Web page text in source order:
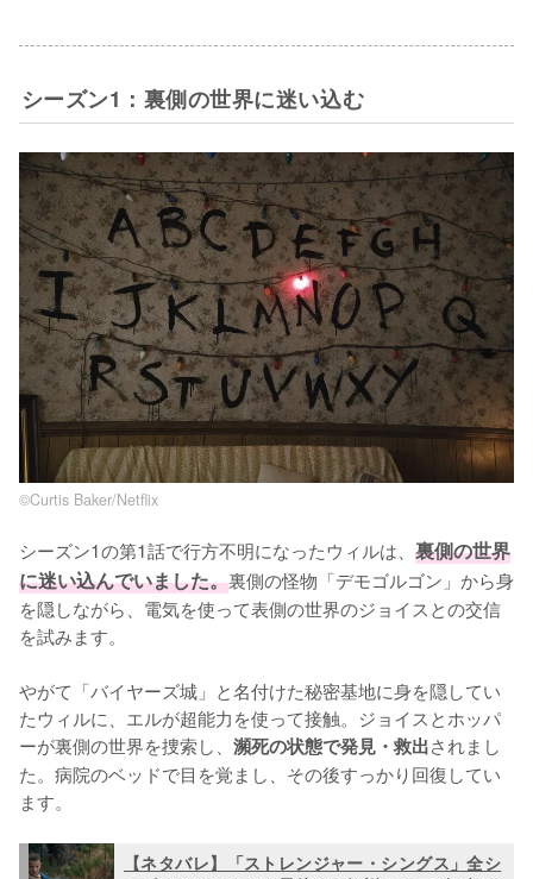
シーズン1：裏側の世界に迷い込む
©Curtis Baker/Netflix
シーズン1の第1話で行方不明になったウィルは、 裏側の世界
に迷い込んでいました。裏側の怪物「デモゴルゴン」から身
を隠しながら、電気を使って表側の世界のジョイスとの交信
を試みます。
やがて「バイヤーズ城」と名付けた秘密基地に身を隠してい
たウィルに、エルが超能力を使って接触。ジョイスとホッパ
ーが裏側の世界を捜索し、 瀕死の状態で発見・救出されまし
た。病院のベッドで目を覚まし、その後すっかり回復してい
ます。
【ネタバレ】「ストレンジャー・シングス」全シ